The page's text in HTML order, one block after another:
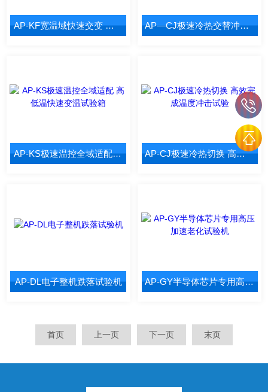
AP-KF宽温域快速交变 步入式产品老化试验房 AP—CJ极速冷热交替冲击试验箱
AP-KS极速温控全域适配 高低温快速变温试验箱 AP-CJ极速冷热切换 高效完成温度冲击试验
AP-DL电子整机跌落试验机 AP-GY半导体芯片专用高压加速老化试验机
首页 上一页 下一页 末页